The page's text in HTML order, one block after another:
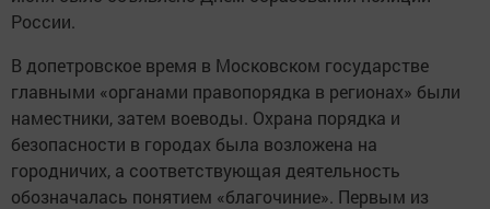
России.
В допетровское время в Московском государстве
главными «органами правопорядка в регионах» были
наместники, затем воеводы. Охрана порядка и
безопасности в городах была возложена на
городничих, а соответствующая деятельность
обозначалась понятием «благочиние». Первым из